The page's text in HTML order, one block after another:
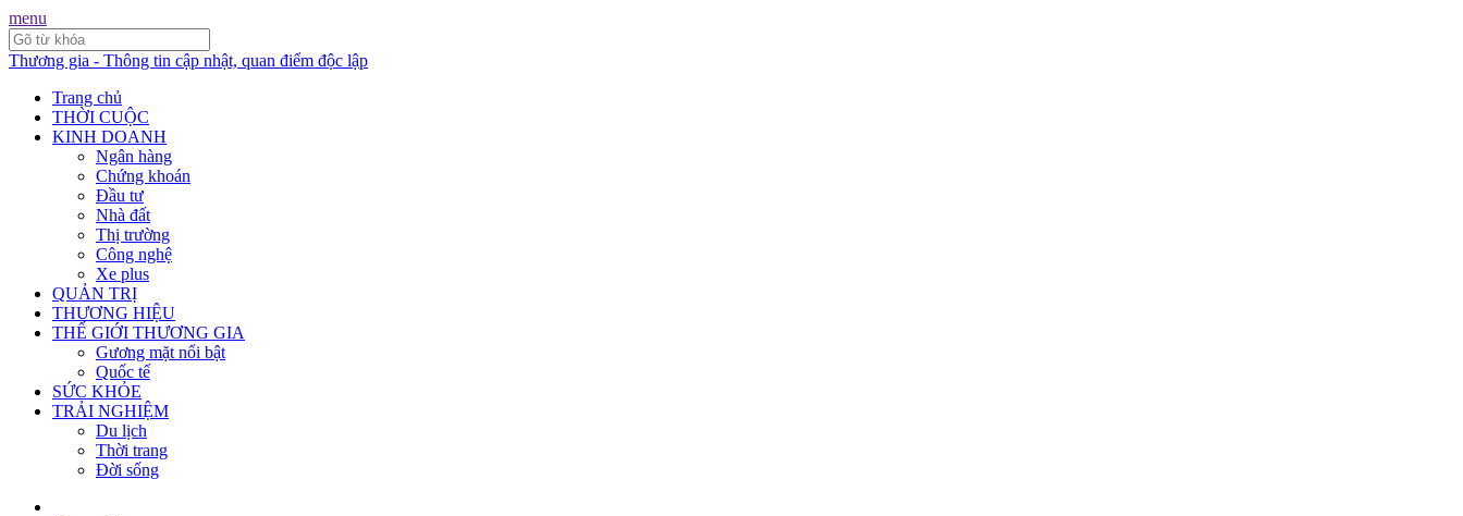
menu
Thương gia - Thông tin cập nhật, quan điểm độc lập
Trang chủ
THỜI CUỘC
KINH DOANH
Ngân hàng
Chứng khoán
Đầu tư
Nhà đất
Thị trường
Công nghệ
Xe plus
QUẢN TRỊ
THƯƠNG HIỆU
THẾ GIỚI THƯƠNG GIA
Gương mặt nổi bật
Quốc tế
SỨC KHỎE
TRẢI NGHIỆM
Du lịch
Thời trang
Đời sống